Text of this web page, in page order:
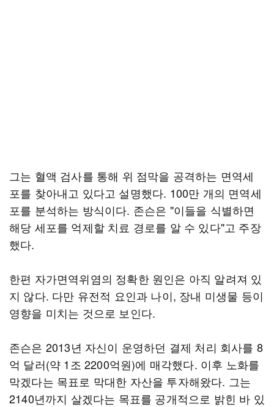
그는 혈액 검사를 통해 위 점막을 공격하는 면역세
포를 찾아내고 있다고 설명했다. 100만 개의 면역세
포를 분석하는 방식이다. 존슨은 "이들을 식별하면
해당 세포를 억제할 치료 경로를 알 수 있다"고 주장
했다.
한편 자가면역위염의 정확한 원인은 아직 알려져 있
지 않다. 다만 유전적 요인과 나이, 장내 미생물 등이
영향을 미치는 것으로 보인다.
존슨은 2013년 자신이 운영하던 결제 처리 회사를 8
억 달러(약 1조 2200억원)에 매각했다. 이후 노화를
막겠다는 목표로 막대한 자산을 투자해왔다. 그는
2140년까지 살겠다는 목표를 공개적으로 밝힌 바 있